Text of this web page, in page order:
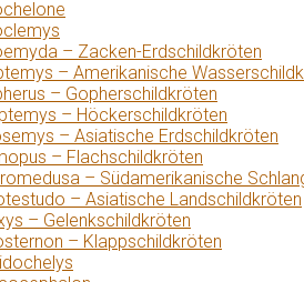
– Zacken-Erdschildkröten
– Amerikanische
– Gopherschildkröten
– Höckerschildkröten
– Asiatische Erdschildkröten
– Flachschildkröten
– Südamerikanische
– Asiatische Landschildkröten
– Gelenkschildkröten
– Klappschildkröten